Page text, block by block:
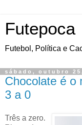
Futepoca
Futebol, Política e
sábado, outubro
Chocolate é o
3 a 0
Três a zero.